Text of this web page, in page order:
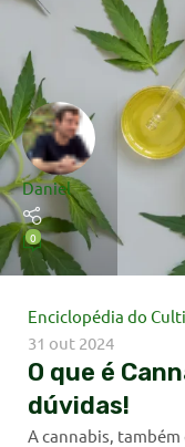
Daniel
0
Enciclopédia do
31 out 2024
O que é
dúvidas!
A cannabis,